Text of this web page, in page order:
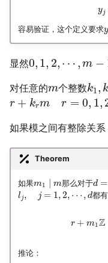
yj
容易验证，这个定义要求y
显然0, 1 , 2, ⋯ , m −
对任意的m个整数k1,
r + krm r = 0, 1 ,
如果模之间有整除关
Theorem
如果m1 ∣ m那么对于d =
l j, j = 1,2, ⋯ , d都有
r + m1Z
推论：